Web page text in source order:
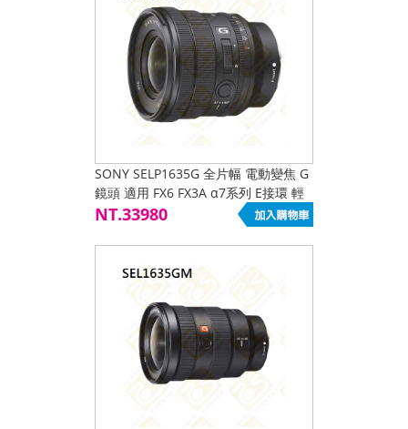
SONY SELP1635G 全片幅 電動變焦 G
鏡頭 適用 FX6 FX3A α7系列 E接環 輕
量化
NT.33980